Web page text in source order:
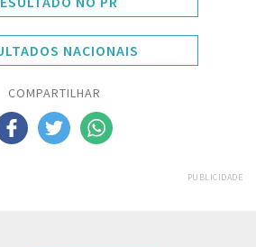
NACIONAIS
COMPARTILHAR
PUBLICIDADE